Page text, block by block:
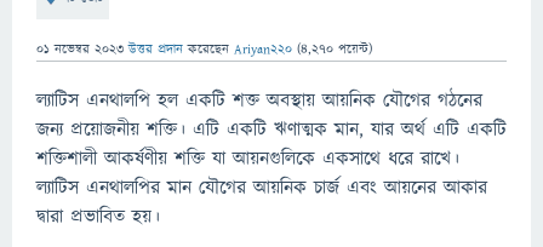
01 নভেম্বর 2023 উত্তর প্রদান করেছেন Ariyan220 (4,270 পয়েন্ট)
ল্যাটিস এনথালপি হল একটি শক্ত অবস্থায় আয়নিক যৌগের গঠনের
জন্য প্রয়োজনীয় শক্তি। এটি একটি ঋণাত্মক মান, যার অর্থ এটি একটি
শক্তিশালী আকর্ষণীয় শক্তি যা আয়নগুলিকে একসাথে ধরে রাখে।
ল্যাটিস এনথালপির মান যৌগের আয়নিক চার্জ এবং আয়নের আকার
দ্বারা প্রভাবিত হয়।